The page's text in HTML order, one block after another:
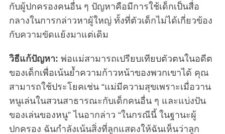
กับผู้ปกครองคนอื่น ๆ ปัญหาคือมีการใช้เด็กเป็นสื่อ
กลางในการกล่าวหาผู้ใหญ่ ทั้งที่ตัวเด็กไม่ได้เกี่ยวข้อง
กับความขัดแย้งมาแต่เดิม
วิธีแก้ปัญหา: พ่อแม่สามารถเปรียบเทียบตัวตนในอดีต
ของเด็กเพื่อเน้นย้ำความก้าวหน้าของพวกเขาได้ คุณ
สามารถใช้ประโยคเช่น “แม่มีความสุขเพราะเมื่อวาน
หนูเล่นในสวนสาธารณะกับเด็กคนอื่น ๆ และแบ่งปัน
ของเล่นของหนู” ไนอากล่าว “ในกรณีนี้ ในฐานะผู้
ปกครอง ฉันกำลังเน้นสิ่งที่ลูกแสดงให้ฉันเห็นว่าลูก